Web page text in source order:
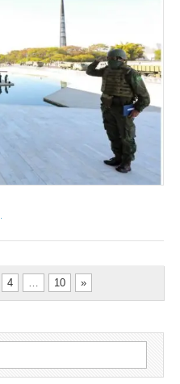
Fuzileiros
Esquadra
chegam
ao
Planalto
Central
para
4 10 »